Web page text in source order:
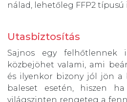
nálad, lehetőleg FFP2 típusú
Utasbiztosítás
Sajnos egy felhőtlennek
közbejöhet valami, ami
és ilyenkor bizony jól jön a
baleset esetén, hiszen
világszinten rengeteg a